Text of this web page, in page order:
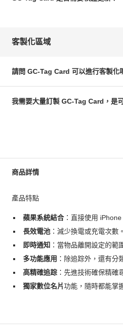
客製化區域
請問 GC-Tag Card 可以進行客製化
我需要大量訂製 GC-Tag Card，是
商品詳情
產品特點
蘋果系統結合：直接使用 iPhone
長效電池：減少換電或充電次數。
即時通知 ：當物品離開設定的範
多功能應用 ：除追踪外，還有分
高精確追踪：先進技術確保精確
獨家數位名片功能，隨時都能掌